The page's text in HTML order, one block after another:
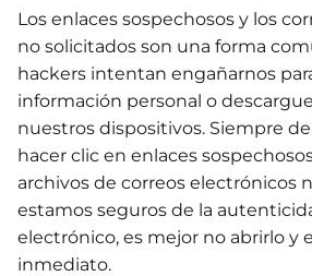
Los enlaces sospechosos y los
no solicitados son una forma
hackers intentan engañarnos
información personal o
nuestros dispositivos. Siempre
hacer clic en enlaces
archivos de correos electrónicos
estamos seguros de la
electrónico, es mejor no abrirlo y
inmediato.